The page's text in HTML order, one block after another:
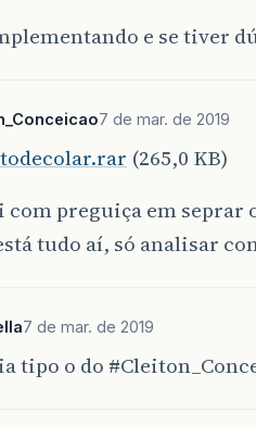
e se tiver
7 de mar. de 2019
(265,0 KB)
com preguiça em seprar
tudo aí, só analisar
7 de mar. de 2019
tipo o do